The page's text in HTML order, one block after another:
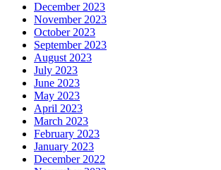
December 2023
November 2023
October 2023
September 2023
August 2023
July 2023
June 2023
May 2023
April 2023
March 2023
February 2023
January 2023
December 2022